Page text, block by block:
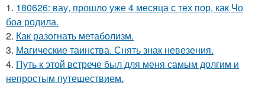
1. 180626: вау, прошло уже 4 месяца с тех пор, как Чо
боа родила.
2. Как разогнать метаболизм.
3. Магические таинства. Снять знак невезения.
4. Путь к этой встрече был для меня самым долгим и
непростым путешествием.